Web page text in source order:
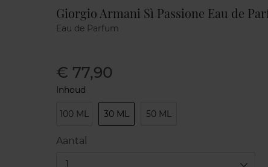
Giorgio Armani Sì Passione Eau de
Eau de Parfum
€ 77,90
Inhoud
100 ML 30 ML 50 ML
Aantal
1